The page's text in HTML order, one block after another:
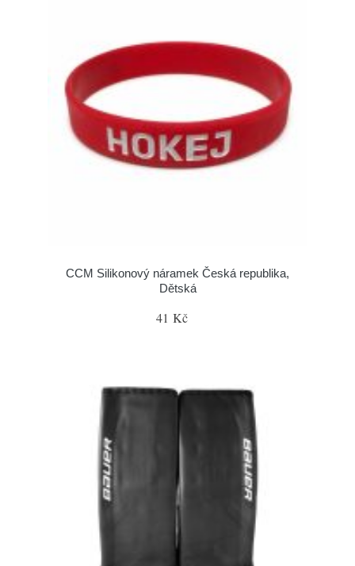
CCM Silikonový náramek Česká republika,
Dětská
41 Kč